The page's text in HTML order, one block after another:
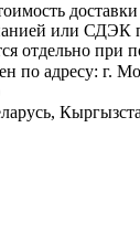
доставки
или СДЭК
отдельно при
по адресу: г.